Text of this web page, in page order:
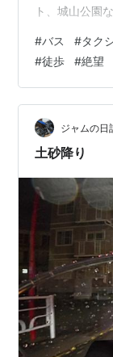
ト、城山公園
boots.com 基
歩で観光。 徒
稲荷神社、ラ
中心街からは
がに無理だな
～…
#バス #タク
#徒歩 #絶望
ジャムの日
土砂降り